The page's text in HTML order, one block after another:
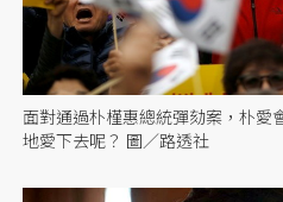
面對通過朴槿惠總統彈劾案，朴愛
地愛下去呢？ 圖／路透社